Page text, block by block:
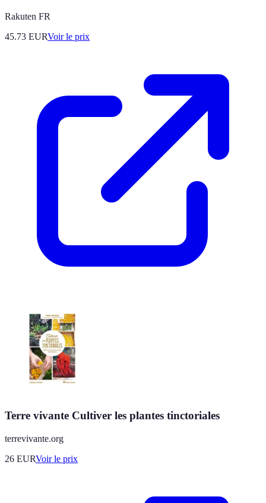
Rakuten FR
45.73 EURVoir le prix
Terre vivante Cultiver les plantes tinctoriales
terrevivante.org
26 EURVoir le prix